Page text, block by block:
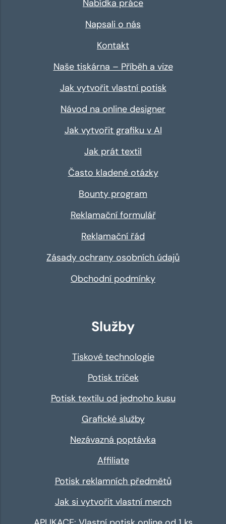
Nabídka práce
Napsali o nás
Kontakt
Naše tiskárna – Příběh a vize
Jak vytvořit vlastní potisk
Návod na online designer
Jak vytvořit grafiku v AI
Jak prát textil
Často kladené otázky
Bounty program
Reklamační formulář
Reklamační řád
Zásady ochrany osobních údajů
Obchodní podmínky
Služby
Tiskové technologie
Potisk triček
Potisk textilu od jednoho kusu
Grafické služby
Nezávazná poptávka
Affiliate
Potisk reklamních předmětů
Jak si vytvořit vlastní merch